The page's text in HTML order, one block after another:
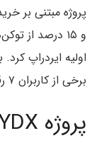
پروژه مبتنی بر
اولیه ایردراپ
برخی از کاربران ۷ رقمی بوده است.
پروژه DYDX